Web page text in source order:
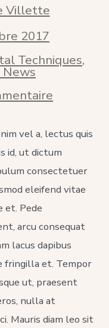
Villette
2017
Techniques,
Buddhist
&
vel a, lectus quis
id, ut dictum
consectetuer
eleifend vitae
et. Pede
arcu consequat
lacus dapibus
fringilla et. Tempor
ut, praesent
nulla at
Mauris diam leo sit